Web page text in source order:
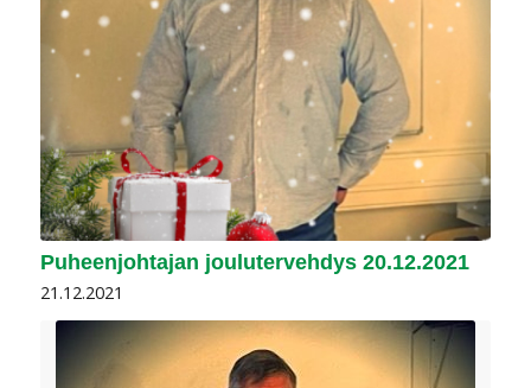
Puheenjohtajan joulutervehdys 20.12.2021
21.12.2021